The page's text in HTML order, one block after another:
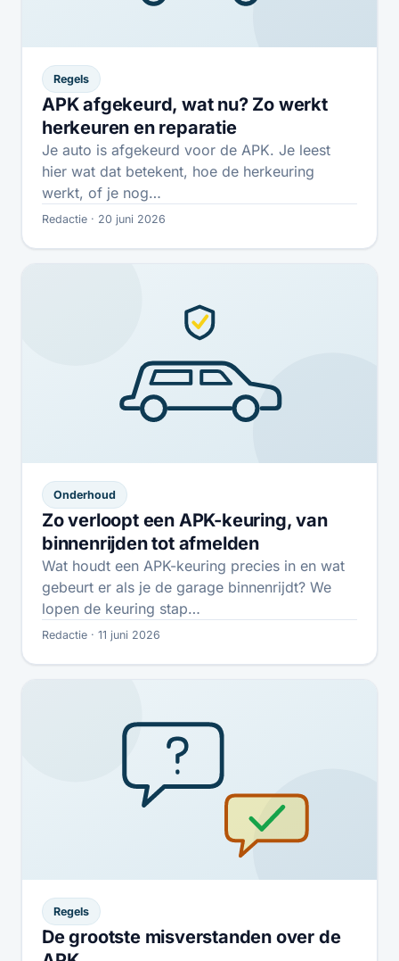
Regels
APK afgekeurd, wat nu? Zo werkt
herkeuren en reparatie
Je auto is afgekeurd voor de APK. Je leest
hier wat dat betekent, hoe de herkeuring
werkt, of je nog…
Redactie · 20 juni 2026
Onderhoud
Zo verloopt een APK-keuring, van
binnenrijden tot afmelden
Wat houdt een APK-keuring precies in en wat
gebeurt er als je de garage binnenrijdt? We
lopen de keuring stap…
Redactie · 11 juni 2026
Regels
De grootste misverstanden over de